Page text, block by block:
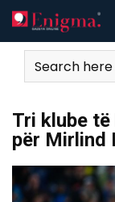
Skip
to
content
Tri klube
për Mirlind